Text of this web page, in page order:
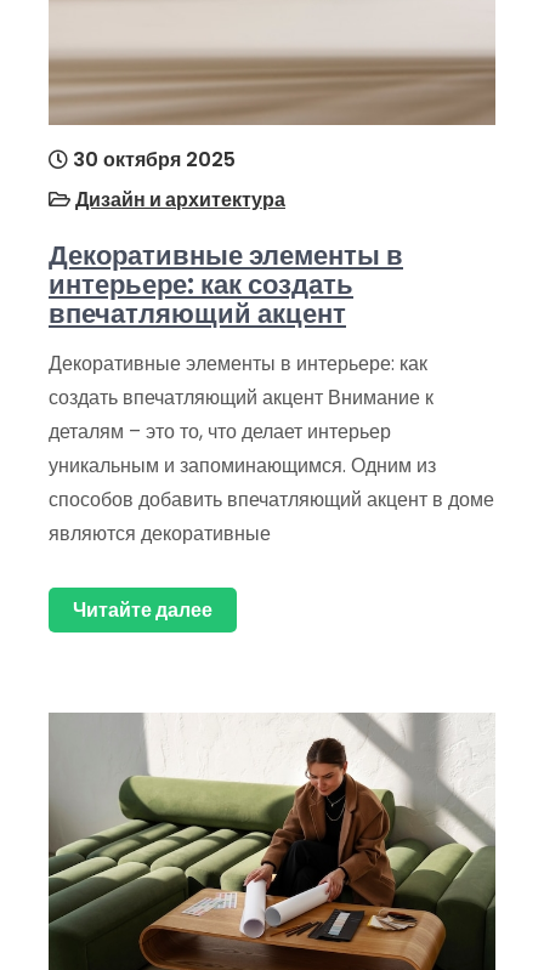
30 октября 2025
Дизайн и архитектура
Декоративные элементы в
интерьере: как создать
впечатляющий акцент
Декоративные элементы в интерьере: как
создать впечатляющий акцент Внимание к
деталям – это то, что делает интерьер
уникальным и запоминающимся. Одним из
способов добавить впечатляющий акцент в доме
являются декоративные
Читайте далее